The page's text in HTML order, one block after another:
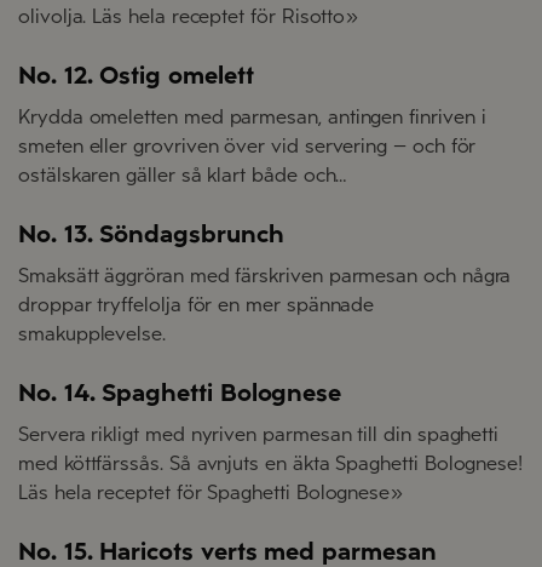
olivolja. Läs hela receptet för Risotto»
No. 12. Ostig omelett
Krydda omeletten med parmesan, antingen finriven i
smeten eller grovriven över vid servering – och för
ostälskaren gäller så klart både och…
No. 13. Söndagsbrunch
Smaksätt äggröran med färskriven parmesan och några
droppar tryffelolja för en mer spännade
smakupplevelse.
No. 14. Spaghetti Bolognese
Servera rikligt med nyriven parmesan till din spaghetti
med köttfärssås. Så avnjuts en äkta Spaghetti Bolognese!
Läs hela receptet för Spaghetti Bolognese»
No. 15. Haricots verts med parmesan